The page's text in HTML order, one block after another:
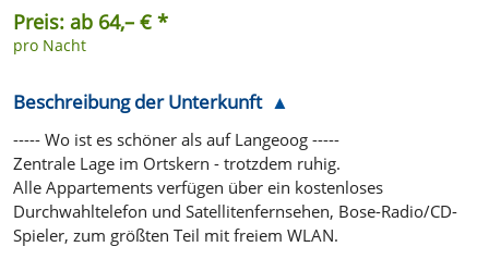
Preis: ab 64,– € *
pro Nacht
Beschreibung der Unterkunft
----- Wo ist es schöner als auf Langeoog -----
Zentrale Lage im Ortskern - trotzdem ruhig.
Alle Appartements verfügen über ein kostenloses
Durchwahltelefon und Satellitenfernsehen, Bose-Radio/CD-
Spieler, zum größten Teil mit freiem WLAN.